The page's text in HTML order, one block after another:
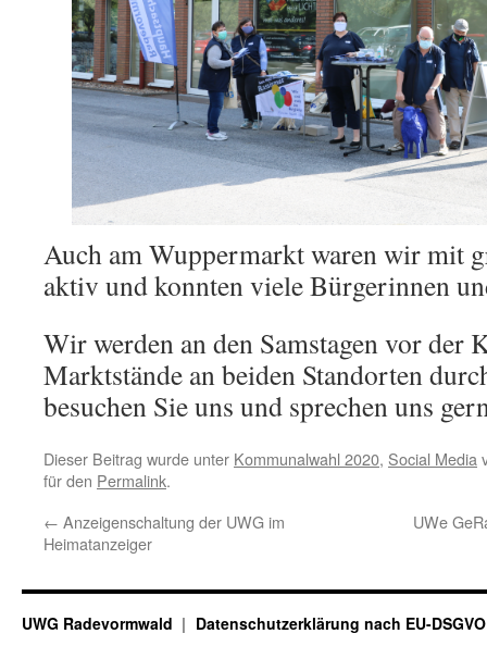
Auch am Wuppermarkt waren wir mit
aktiv und konnten viele Bürgerinnen
Wir werden an den Samstagen vor der
Marktstände an beiden Standorten
besuchen Sie uns und sprechen uns
Dieser Beitrag wurde unter Kommunalwahl 2020, Social Media
für den Permalink.
← Anzeigenschaltung der UWG im
Heimatanzeiger
UWe
UWG Radevormwald Datenschutzerklärung nach EU-DSGVO